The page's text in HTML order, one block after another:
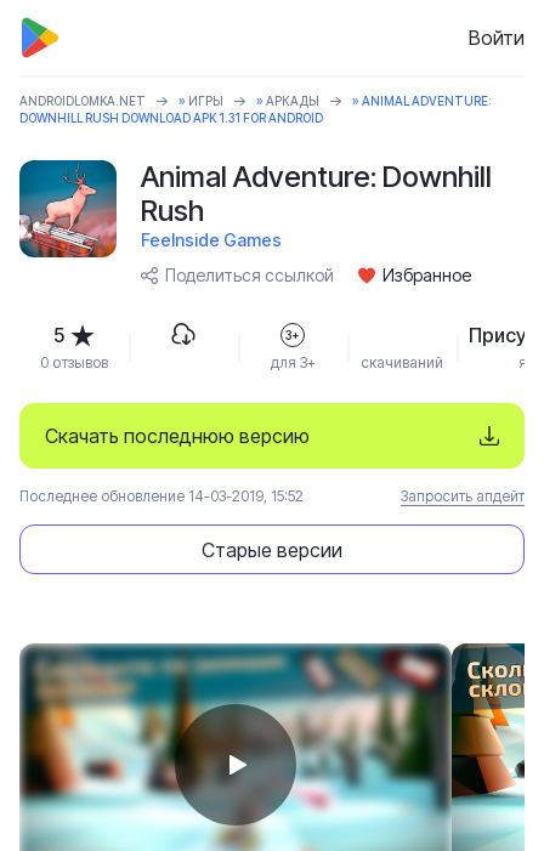
Войти
ANDROIDLOMKA.NET » ИГРЫ » АРКАДЫ
» ANIMAL ADVENTURE:
DOWNHILL RUSH DOWNLOAD APK 1.31 FOR ANDROID
Animal Adventure: Downhill
Rush
Feelnside Games
Поделиться ссылкой
Избранное
Скачать последнюю версию
Старые версии
Последнее обновление 14-03-2019, 15:52 Запросить апдейт
5
0 отзывов
3+
для 3+ скачиваний